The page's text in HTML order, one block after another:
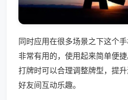
同时应用在很多场景之下这个
非常有用的，使用起来简单便
打牌时可以合理调整牌型，提
好友间互动乐趣。